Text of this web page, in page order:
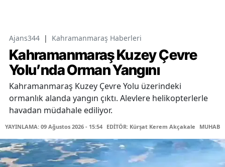
Ajans344 | Kahramanmaraş Haberleri
Kahramanmaraş Kuzey Çevre
Yolu’nda Orman Yangını
Kahramanmaraş Kuzey Çevre Yolu üzerindeki
ormanlık alanda yangın çıktı. Alevlere helikopterlerle
havadan müdahale ediliyor.
YAYINLAMA: 09 Ağustos 2026 - 15:54 EDİTÖR: Kürşat Kerem Akçakale